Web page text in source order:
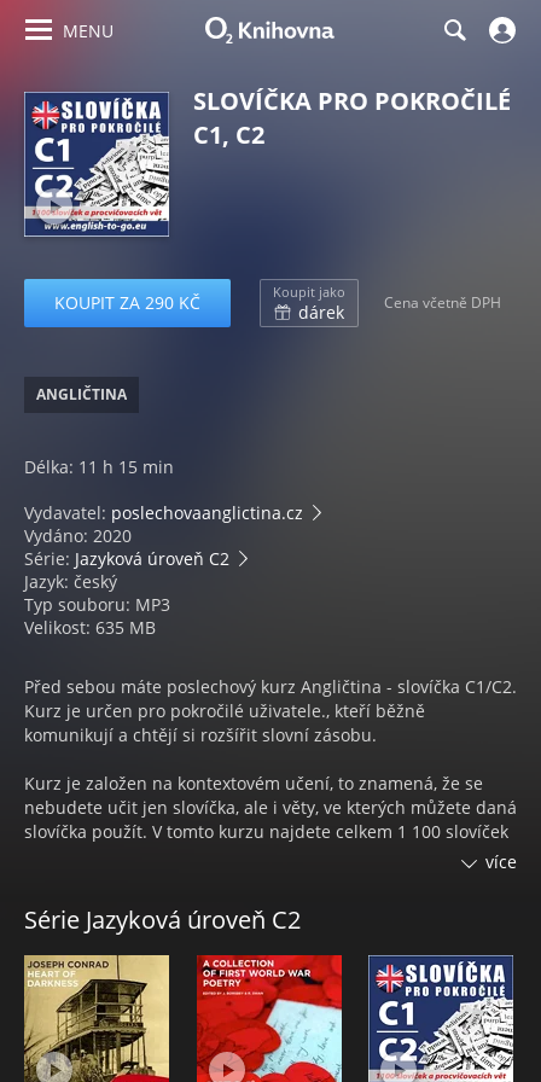
MENU
SLOVÍČKA PRO POKROČILÉ
C1, C2
KOUPIT ZA 290 KČ Koupit jako
dárek Cena včetně DPH
ANGLIČTINA
Délka: 11 h 15 min
Vydavatel: poslechovaanglictina.cz
Vydáno: 2020
Série: Jazyková úroveň C2
Jazyk: český
Typ souboru: MP3
Velikost: 635 MB
Před sebou máte poslechový kurz Angličtina - slovíčka C1/C2.
Kurz je určen pro pokročilé uživatele., kteří běžně
komunikují a chtějí si rozšířit slovní zásobu.
Kurz je založen na kontextovém učení, to znamená, že se
nebudete učit jen slovíčka, ale i věty, ve kterých můžete daná
slovíčka použít. V tomto kurzu najdete celkem 1 100 slovíček
obsahuje jiný počet slovíček a vět. Úroveň C1/C2
nejpokročilejší, která může být, proto se setkáte zejména s
pokročilými výrazy, které jsou rozděleny do bloků aktivity
(slovesa a jejich synonyma), dále přísloví a idiomy, podstatná
jména a nakonec vlastnosti..
Jak s kurzem nejlépe pracovat? Zvolte si lekci, kterou chcete
více
Série Jazyková úroveň C2